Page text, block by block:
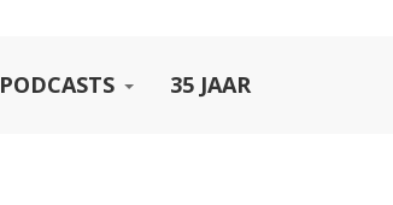
PODCASTS 35 JAAR